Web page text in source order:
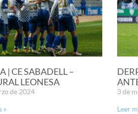
| CE SABADELL –
LEONESA
de 2024
»
3 de
Leer